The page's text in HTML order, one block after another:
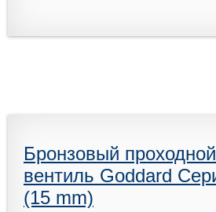
Бронзовый
вентиль Goddard
(15 mm)